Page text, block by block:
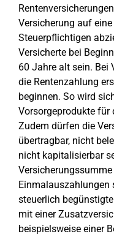
Versicherung auf
Steuerpflichtigen
Versicherte bei
60 Jahre alt sein. Bei
die Rentenzahlung
beginnen. So wird
Vorsorgeprodukte für
Zudem dürfen die
übertragbar, nicht
nicht kapitalisierbar
Einmalauszahlungen
steuerlich
mit einer
beispielsweise einer